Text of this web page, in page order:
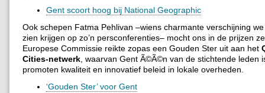
Gent scoort hoog bij National Geographic
Ook schepen Fatma Pehlivan –wiens charmante verschijning
zien krijgen op zo’n persconferenties– mocht ons in de prijzen
Europese Commissie reikte zopas een Gouden Ster uit aan het
Cities-netwerk , waarvan Gent Ã©Ã©n van de stichtende leden
promoten kwaliteit en innovatief beleid in lokale overheden.
‘Gouden Ster’ voor Gent